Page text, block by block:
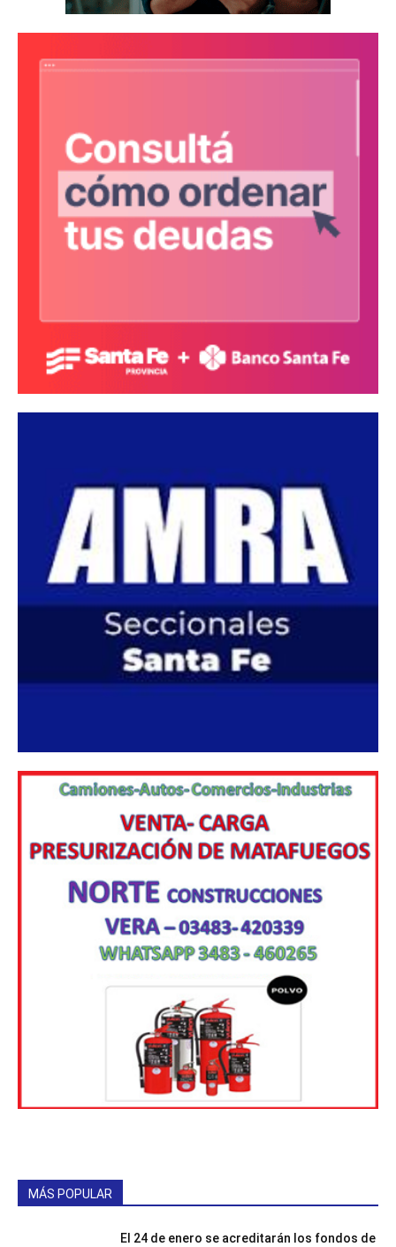
MÁS POPULAR
El 24 de enero se acreditarán los fondos de